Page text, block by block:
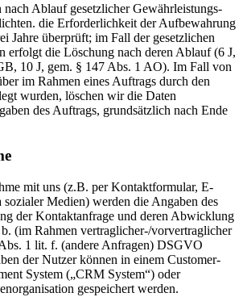
Ablauf gesetzlicher Gewährleistungs-
die Erforderlichkeit der Aufbewahrung
Jahre überprüft; im Fall der gesetzlichen
erfolgt die Löschung nach deren Ablauf (6 J,
10 J, gem. § 147 Abs. 1 AO). Im Fall von
im Rahmen eines Auftrags durch den
wurden, löschen wir die Daten
des Auftrags, grundsätzlich nach Ende
mit uns (z.B. per Kontaktformular, E-
Medien) werden die Angaben des
der Kontaktanfrage und deren Abwicklung
(im Rahmen vertraglicher-/vorvertraglicher
1 lit. f. (andere Anfragen) DSGVO
der Nutzer können in einem Customer-
System („CRM System“) oder
gespeichert werden.